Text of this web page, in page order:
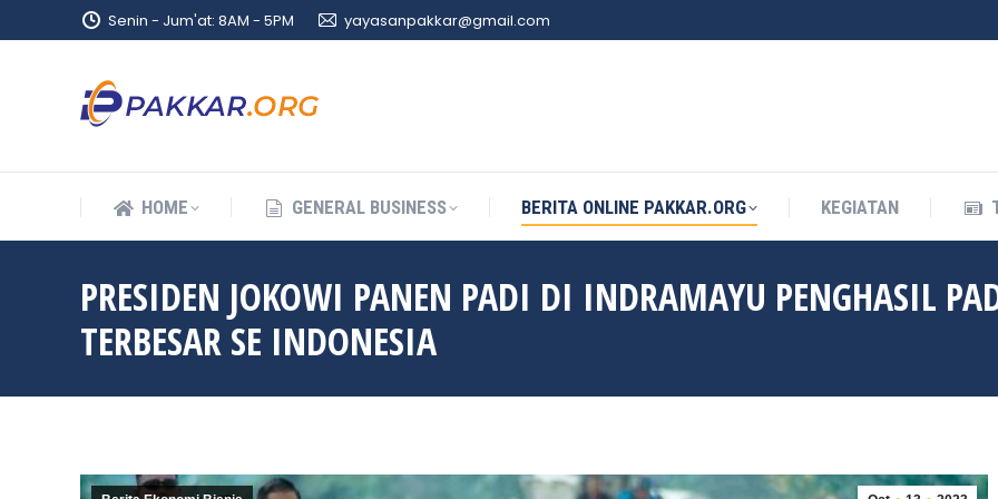
Senin - Jum'at: 8AM - 5PM yayasanpakkar@gmail.com
HOME GENERAL BUSINESS BERITA ONLINE PAKKAR.ORG KEGIATAN
PRESIDEN JOKOWI PANEN PADI DI INDRAMAYU PENGHASIL
TERBESAR SE INDONESIA
HOME GENERAL BUSINESS BERITA ONLINE PAKKAR.ORG KEGIATAN